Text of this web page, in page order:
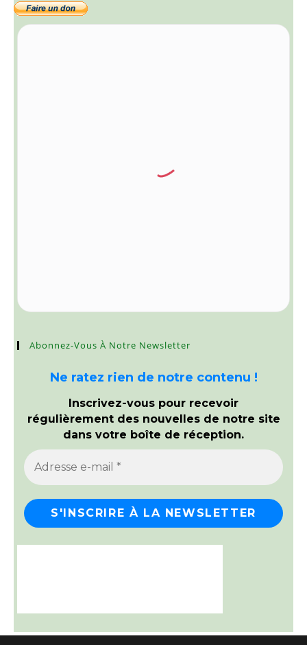
Abonnez-Vous À Notre Newsletter
Ne ratez rien de notre contenu !
Inscrivez-vous pour recevoir
régulièrement des nouvelles de notre site
dans votre boîte de réception.